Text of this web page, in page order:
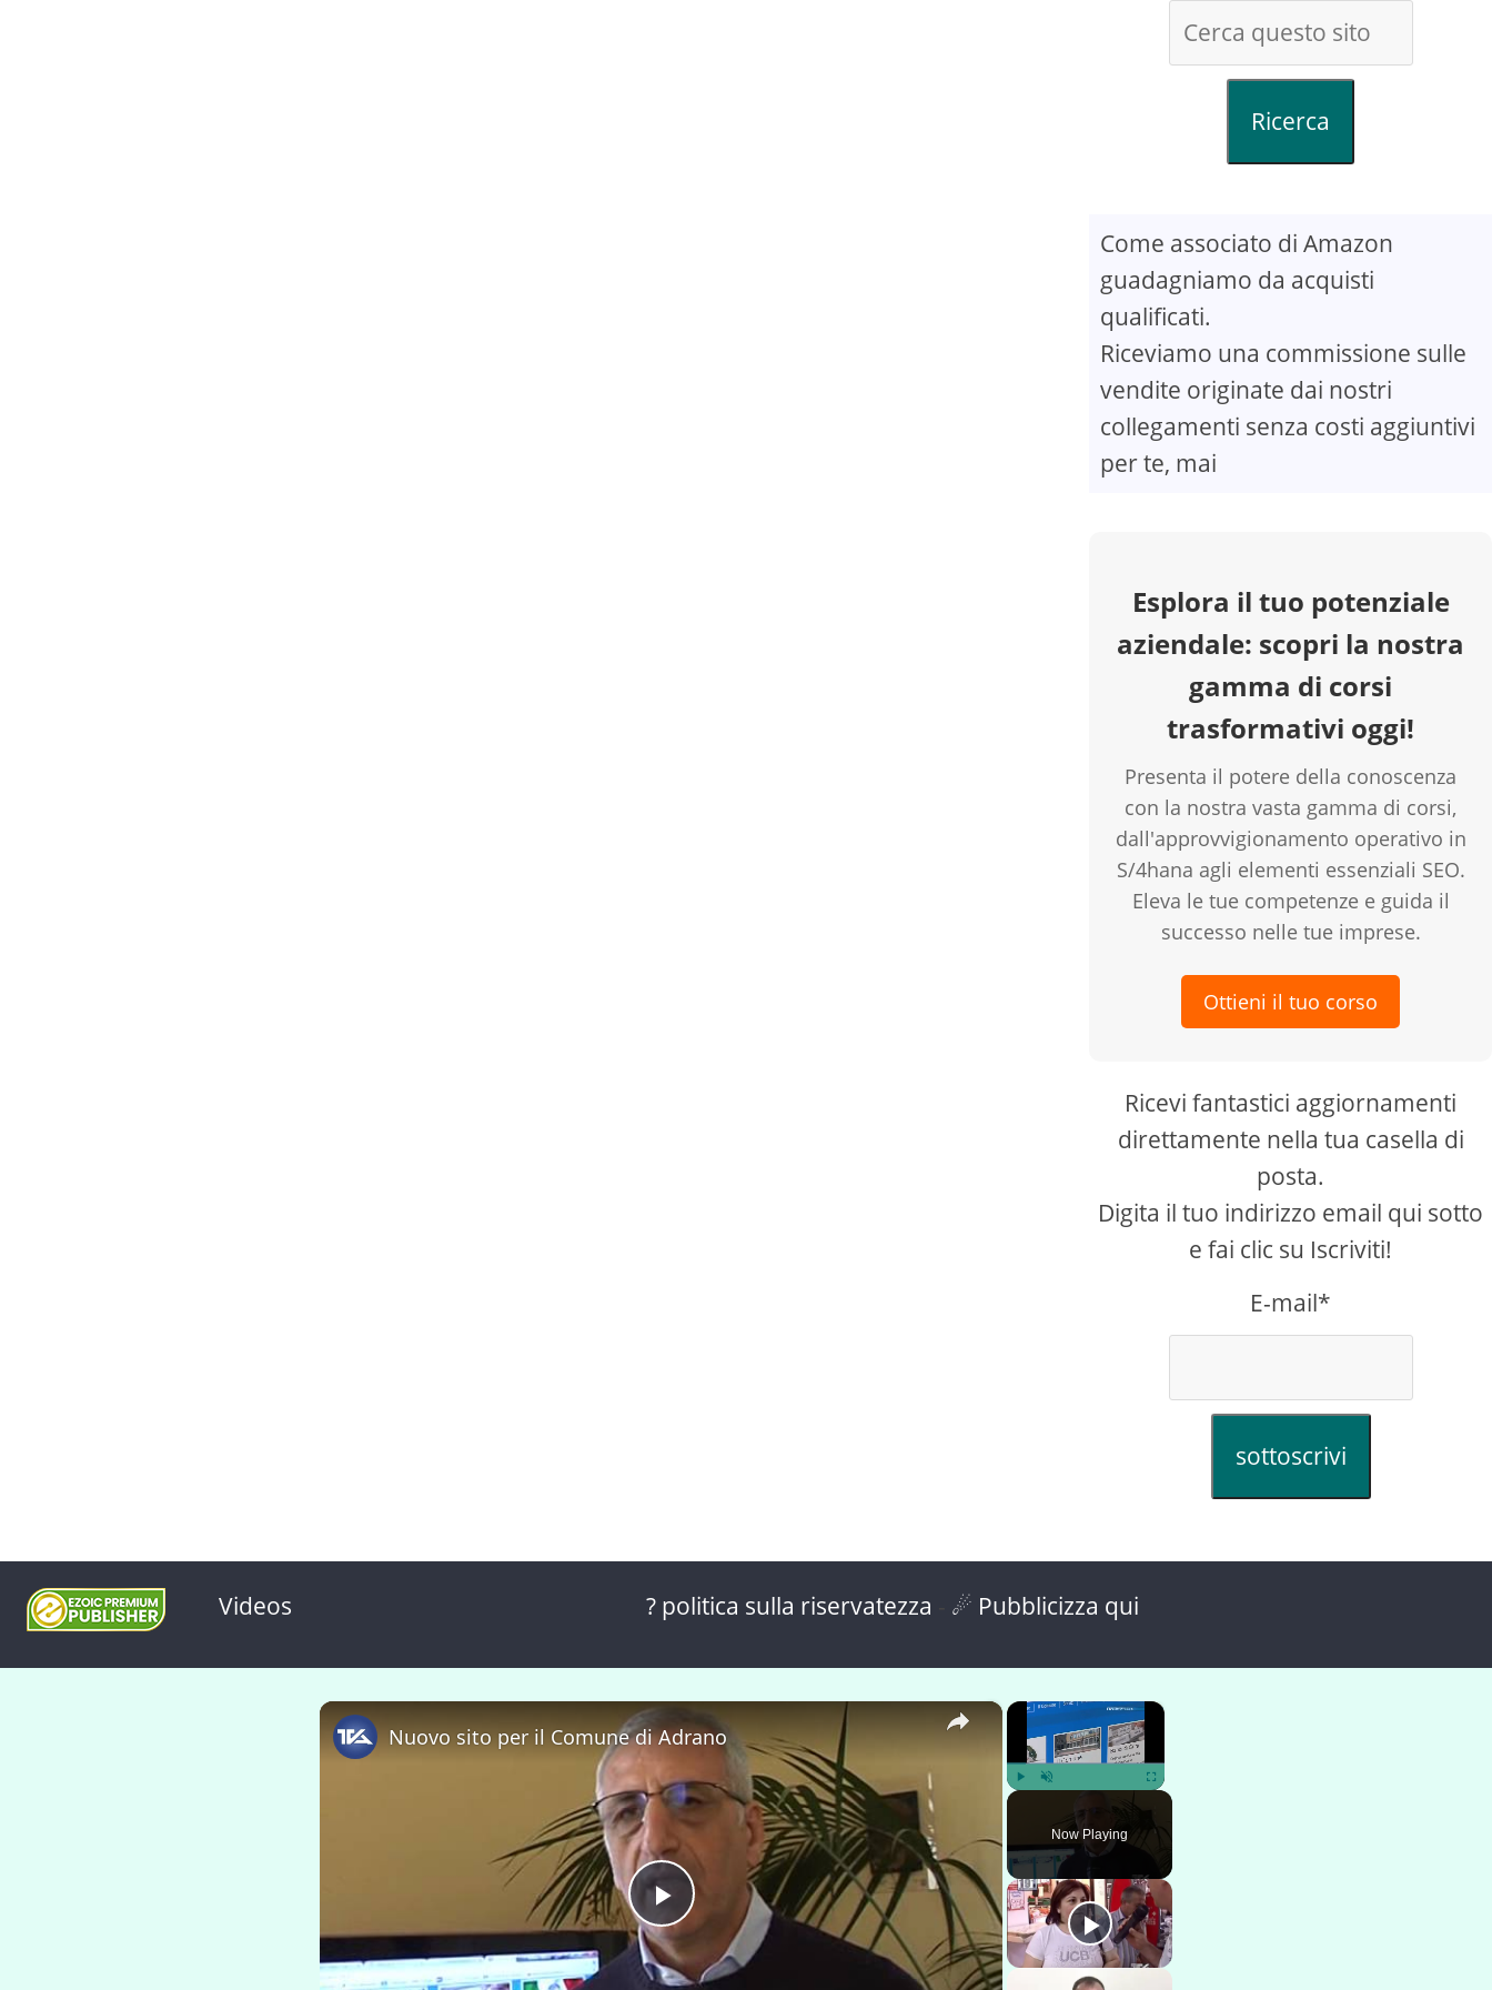
Ricerca
Come associato di Amazon
guadagniamo da acquisti
qualificati.
Riceviamo una commissione sulle
vendite originate dai nostri
collegamenti senza costi aggiuntivi
per te, mai
Esplora il tuo potenziale
aziendale: scopri la nostra
gamma di corsi
trasformativi oggi!
Presenta il potere della conoscenza
con la nostra vasta gamma di corsi,
dall'approvvigionamento operativo in
S/4hana agli elementi essenziali SEO.
Eleva le tue competenze e guida il
successo nelle tue imprese.
Ottieni il tuo corso
Ricevi fantastici aggiornamenti
direttamente nella tua casella di
posta.
Digita il tuo indirizzo email qui sotto
e fai clic su Iscriviti!
E-mail*
sottoscrivi
Videos ? politica sulla riservatezza ☄ Pubblicizza qui
×
Fullscreen
Now Playing
×
P
Nuovo sito per il Comune di Adrano